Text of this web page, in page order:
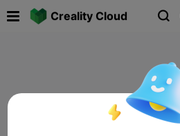
Creality Cloud 